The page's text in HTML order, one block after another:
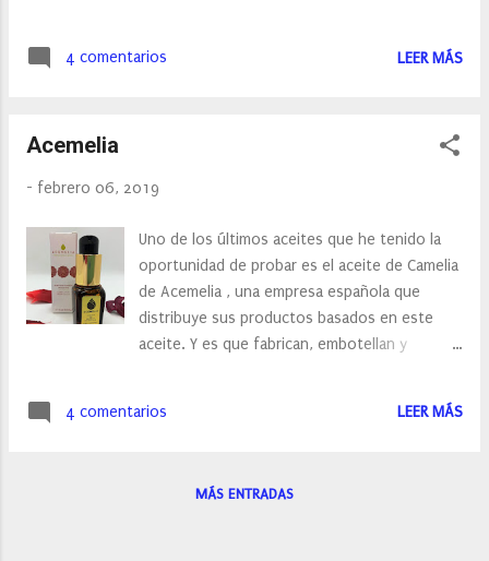
se apoya en ofrecer cosmética de calidad a un
laboratorio especializado en salud, y no están
podemos encontrar: esmaltes de uñas,
incluso sets de regalo. Yo por el momento
me he lanzado con su laca de uñas y uno de
4 comentarios LEER MÁS
Acemelia
- febrero 06, 2019
Uno de los últimos aceites que he tenido la
oportunidad de probar es el aceite de Camelia
de Acemelia , una empresa española que
distribuye sus productos basados en este
aceite. Y es que fabrican, embotellan y
frío para garantizar que todas las propiedades
4 comentarios LEER MÁS
MÁS ENTRADAS